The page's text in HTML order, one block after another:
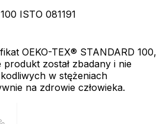
ISTO 081191
OEKO-TEX® STANDARD 100,
został zbadany i nie
w stężeniach
na zdrowie człowieka.